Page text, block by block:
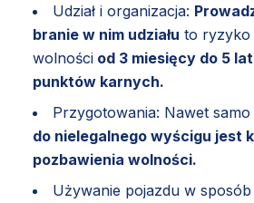
Udział i organizacja:
branie w nim udziału to ryzyko
wolności od 3 miesięcy do 5
punktów karnych.
Przygotowania: Nawet samo
do nielegalnego wyścigu jest
pozbawienia wolności.
Używanie pojazdu w